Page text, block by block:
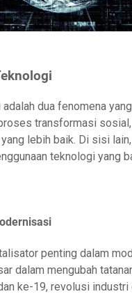
dua fenomena
transformasi
lebih baik. Di sisi
teknologi yang
penting dalam
dalam mengubah
ke-19, revolusi